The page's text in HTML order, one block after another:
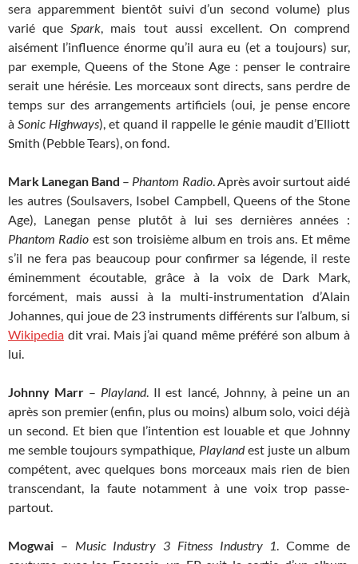
sera apparemment bientôt suivi d’un second volume) plus
varié queSpark, mais tout aussi excellent. On comprend
aisément l’influence énorme qu’il aura eu (et a toujours) sur,
par exemple, Queens of the Stone Age : penser le contraire
serait une hérésie. Les morceaux sont directs, sans perdre de
temps sur des arrangements artificiels (oui, je pense encore
à Sonic Highways), et quand il rappelle le génie maudit d’Elliott
Smith (Pebble Tears), on fond.
Mark Lanegan Band – Phantom Radio. Après avoir surtout aidé
les autres (Soulsavers, Isobel Campbell, Queens of the Stone
Age), Lanegan pense plutôt à lui ses dernières années :
Phantom Radio est son troisième album en trois ans. Et même
s’il ne fera pas beaucoup pour confirmer sa légende, il reste
éminemment écoutable, grâce à la voix de Dark Mark,
forcément, mais aussi à la multi-instrumentation d’Alain
Johannes, qui joue de 23 instruments différents sur l’album, si
Wikipedia dit vrai. Mais j’ai quand même préféré son album à
lui.
Johnny Marr – Playland. Il est lancé, Johnny, à peine un an
après son premier (enfin, plus ou moins) album solo, voici déjà
un second. Et bien que l’intention est louable et que Johnny
me semble toujours sympathique, Playlandest juste un album
compétent, avec quelques bons morceaux mais rien de bien
transcendant, la faute notamment à une voix trop passe-
partout.
Mogwai – Music Industry 3 Fitness Industry 1. Comme de